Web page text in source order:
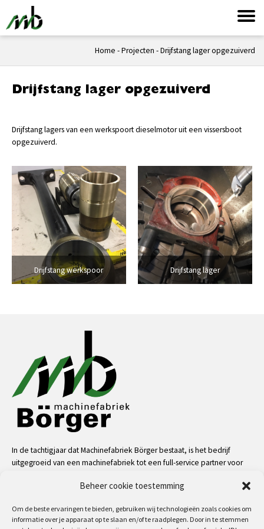
Beheer cookie toestemming
Om de beste ervaringen te bieden, gebruiken wij technologieën zoals cookies om
informatie over je apparaat op te slaan en/of te raadplegen. Door in te stemmen
Home -Projecten -Drijfstang lager opgezuiverd
Drijfstang lager opgezuiverd
Drijfstang lagers van een werkspoort dieselmotor uit een vissersboot
opgezuiverd.
Drijfstang werkspoor Drijfstang lager
In de tachtigjaar dat Machinefabriek Börger bestaat, is het bedrijf
uitgegroeid van een machinefabriek tot een full-service partner voor
bijna alle uitdagingen aan op het gebied van service, machinale